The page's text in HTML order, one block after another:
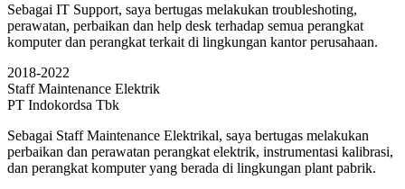
Sebagai IT Support, saya bertugas melakukan troubleshoting,
perawatan, perbaikan dan help desk terhadap semua perangkat
komputer dan perangkat terkait di lingkungan kantor perusahaan.
2018-2022
Staff Maintenance Elektrik
PT Indokordsa Tbk
Sebagai Staff Maintenance Elektrikal, saya bertugas melakukan
perbaikan dan perawatan perangkat elektrik, instrumentasi kalibrasi,
dan perangkat komputer yang berada di lingkungan plant pabrik.